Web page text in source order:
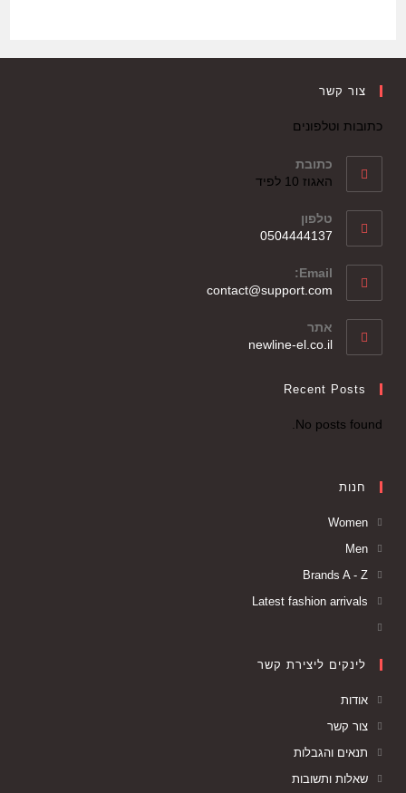
צור קשר
כתובות וטלפונים
כתובת
האגוז 10 לפיד
טלפון
0504444137
Email:
contact@support.com
אתר
newline-el.co.il
Recent Posts
No posts found.
חנות
Women
Men
Brands A - Z
Latest fashion arrivals
לינקים ליצירת קשר
אודות
צור קשר
תנאים והגבלות
שאלות ותשובות